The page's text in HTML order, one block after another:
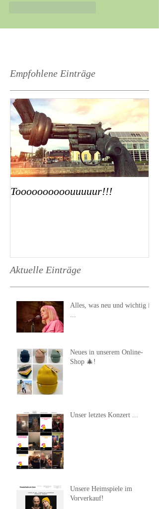
Empfohlene Einträge
Toooooooooouuuuur!!!
Aktuelle Einträge
Alles, was neu und wichtig ist
Neues in unserem Online-
Shop 🎄!
Unser letztes Konzert ...
Unsere Heimspiele im
Vorverkauf!